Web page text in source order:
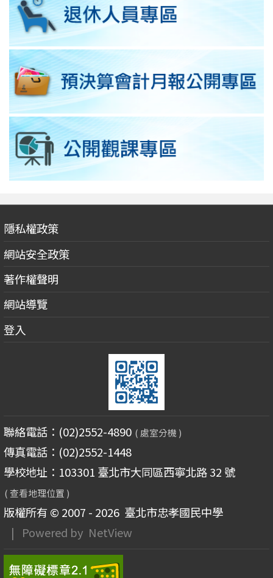
隱私權政策
網站安全政策
著作權聲明
網站導覽
登入
聯絡電話：(02)2552-4890 ( 處室分機 )
傳真電話：(02)2552-1448
學校地址：103301 臺北市大同區西寧北路 32 號
( 查看地理位置 )
版權所有 © 2007 - 2026臺北市忠孝國民中學
| Powered by NetView